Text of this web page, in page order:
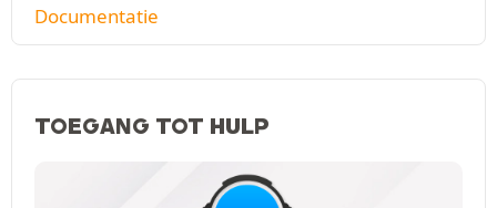
Documentatie
TOEGANG TOT HULP